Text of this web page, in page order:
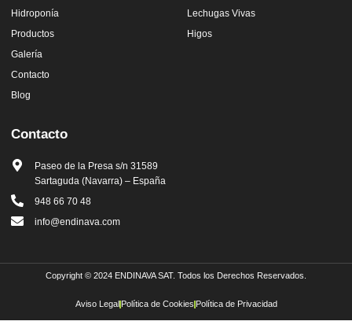
Hidroponía
Productos
Galería
Contacto
Blog
Lechugas Vivas
Higos
Contacto
Paseo de la Presa s/n 31589
Sartaguda (Navarra) – España
948 66 70 48
info@endinava.com
Copyright © 2024 ENDINAVA SAT. Todos los Derechos Reservados.
Aviso LegalPolítica de Cookies Política de Privacidad